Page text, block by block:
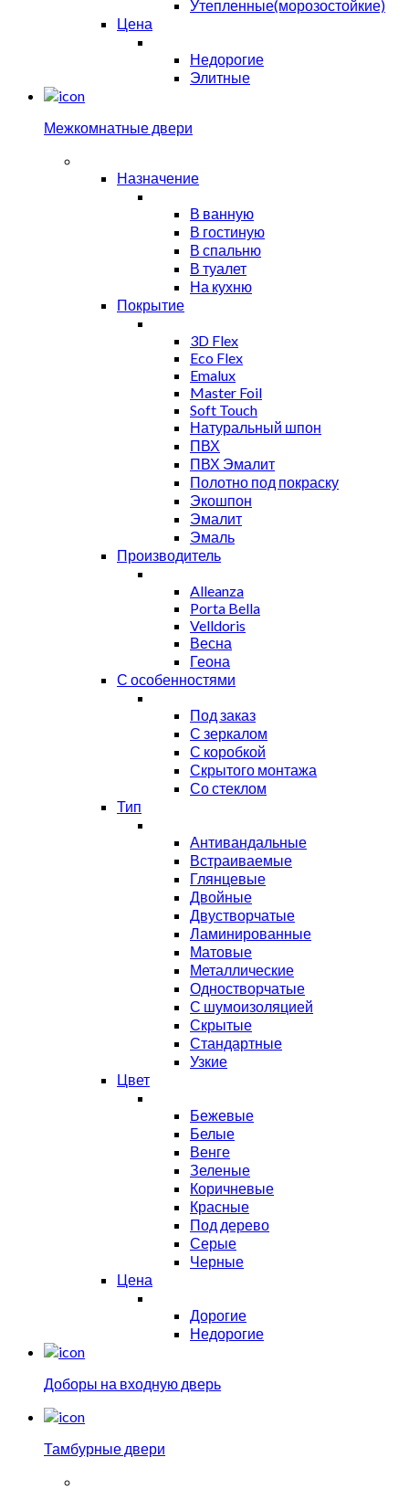
Утепленные(морозостойкие)
Цена
Недорогие
Элитные
Межкомнатные двери
Назначение
В ванную
В гостиную
В спальню
В туалет
На кухню
Покрытие
3D Flex
Eco Flex
Emalux
Master Foil
Soft Touch
Натуральный шпон
ПВХ
ПВХ Эмалит
Полотно под покраску
Экошпон
Эмалит
Эмаль
Производитель
Alleanza
Porta Bella
Velldoris
Весна
Геона
С особенностями
Под заказ
С зеркалом
С коробкой
Скрытого монтажа
Со стеклом
Тип
Антивандальные
Встраиваемые
Глянцевые
Двойные
Двустворчатые
Ламинированные
Матовые
Металлические
Одностворчатые
С шумоизоляцией
Скрытые
Стандартные
Узкие
Цвет
Бежевые
Белые
Венге
Зеленые
Коричневые
Красные
Под дерево
Серые
Черные
Цена
Дорогие
Недорогие
Доборы на входную дверь
Тамбурные двери